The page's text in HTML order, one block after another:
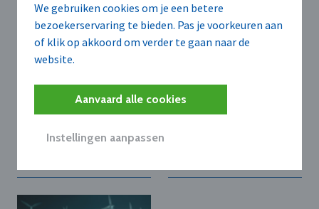
We gebruiken cookies om je een betere
bezoekerservaring te bieden. Pas je voorkeuren aan
of klik op akkoord om verder te gaan naar de
website.
Aanvaard alle cookies
Instellingen aanpassen
DEEL
Deel slorpt AI
cybersecurity-bedrijf
Clarity op
AGEAS N.V.
Ageas verkoopt
belang in Maleise